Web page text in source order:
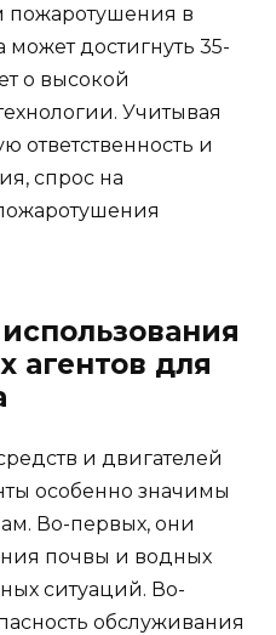
пожаротушения в
достигнуть 35-
о высокой
Учитывая
ответственность и
спрос на
агентов для
и двигателей
особенно значимы
Во-первых, они
почвы и водных
ситуаций. Во-
обслуживания